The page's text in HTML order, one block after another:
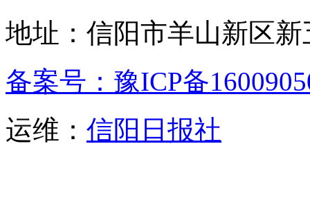
地址：信阳市羊山新区
备案号：豫ICP备
运维： 信阳日报社